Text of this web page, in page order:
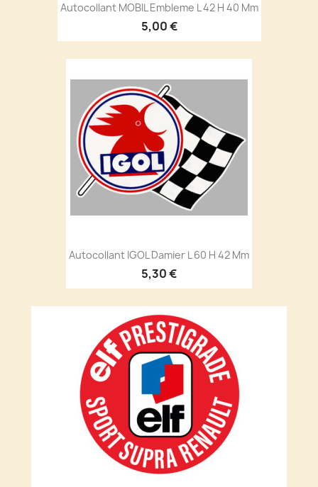
Autocollant MOBIL Embleme L 42 H 40 Mm
5,00 €
Autocollant IGOL Damier L 60 H 42 Mm
5,30 €